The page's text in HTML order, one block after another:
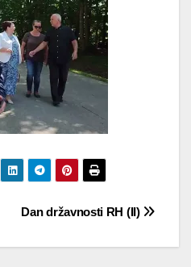
Dan državnosti RH (II)